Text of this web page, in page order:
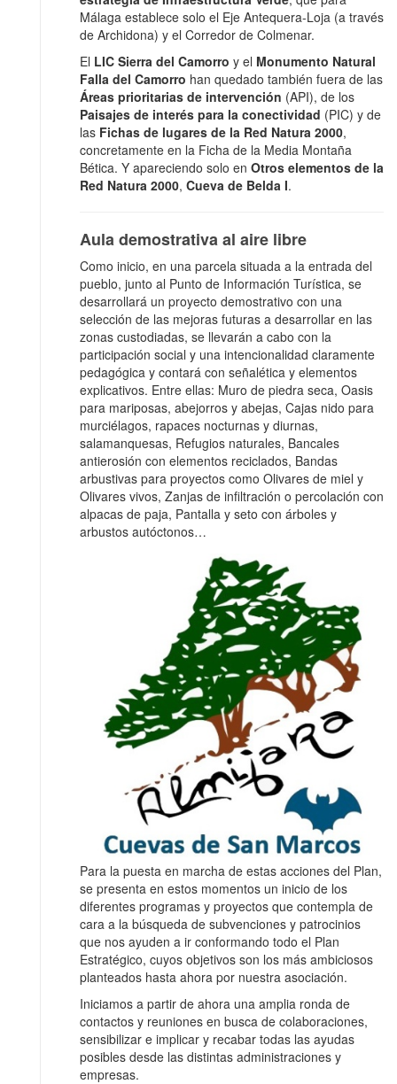
Málaga establece solo el Eje Antequera-Loja (a través
de Archidona) y el Corredor de Colmenar.
El LIC Sierra del Camorro y el Monumento Natural
Falla del Camorro han quedado también fuera de las
Áreas prioritarias de intervención (API), de los
Paisajes de interés para la conectividad (PIC) y de
las Fichas de lugares de la Red Natura 2000,
concretamente en la Ficha de la Media Montaña
Bética. Y apareciendo solo en Otros elementos de la
Red Natura 2000, Cueva de Belda I.
Aula demostrativa al aire libre
Como inicio, en una parcela situada a la entrada del
pueblo, junto al Punto de Información Turística, se
desarrollará un proyecto demostrativo con una
selección de las mejoras futuras a desarrollar en las
zonas custodiadas, se llevarán a cabo con la
participación social y una intencionalidad claramente
pedagógica y contará con señalética y elementos
explicativos. Entre ellas: Muro de piedra seca, Oasis
para mariposas, abejorros y abejas, Cajas nido para
murciélagos, rapaces nocturnas y diurnas,
salamanquesas, Refugios naturales, Bancales
antierosión con elementos reciclados, Bandas
arbustivas para proyectos como Olivares de miel y
Olivares vivos, Zanjas de infiltración o percolación con
alpacas de paja, Pantalla y seto con árboles y
arbustos autóctonos…
Para la puesta en marcha de estas acciones del Plan,
se presenta en estos momentos un inicio de los
diferentes programas y proyectos que contempla de
cara a la búsqueda de subvenciones y patrocinios
que nos ayuden a ir conformando todo el Plan
Estratégico, cuyos objetivos son los más ambiciosos
planteados hasta ahora por nuestra asociación.
Iniciamos a partir de ahora una amplia ronda de
contactos y reuniones en busca de colaboraciones,
sensibilizar e implicar y recabar todas las ayudas
posibles desde las distintas administraciones y
empresas.